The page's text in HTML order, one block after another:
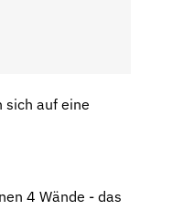
sich auf eine
4 Wände - das